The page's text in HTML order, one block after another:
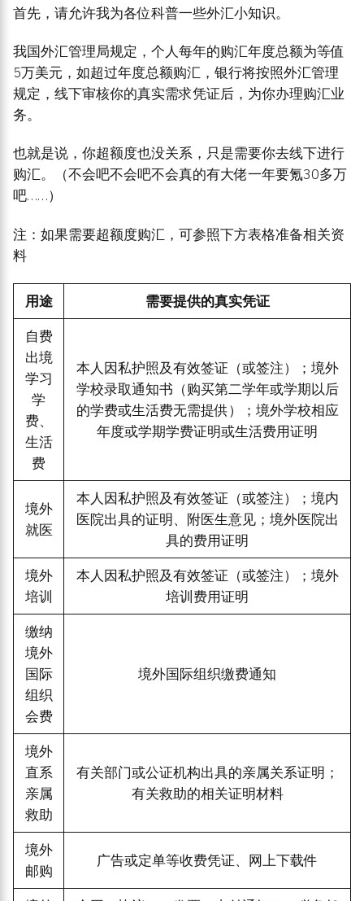
首先，请允许我为各位科普一些外汇小知识。
我国外汇管理局规定，个人每年的购汇年度总额为等值
5万美元，如超过年度总额购汇，银行将按照外汇管理
规定，线下审核你的真实需求凭证后，为你办理购汇业
务。
也就是说，你超额度也没关系，只是需要你去线下进行
购汇。（不会吧不会吧不会真的有大佬一年要氪30多万
吧……）
注：如果需要超额度购汇，可参照下方表格准备相关资
料
用途
需要提供的真实凭证
自费
出境
学习
学
费、
生活
费
本人因私护照及有效签证（或签注）；境外
学校录取通知书（购买第二学年或学期以后
的学费或生活费无需提供）；境外学校相应
年度或学期学费证明或生活费用证明
境外
就医
本人因私护照及有效签证（或签注）；境内
医院出具的证明、附医生意见；境外医院出
具的费用证明
境外
培训
本人因私护照及有效签证（或签注）；境外
培训费用证明
缴纳
境外
国际
组织
会费
境外国际组织缴费通知
境外
直系
亲属
救助
有关部门或公证机构出具的亲属关系证明；
有关救助的相关证明材料
境外
邮购
广告或定单等收费凭证、网上下载件